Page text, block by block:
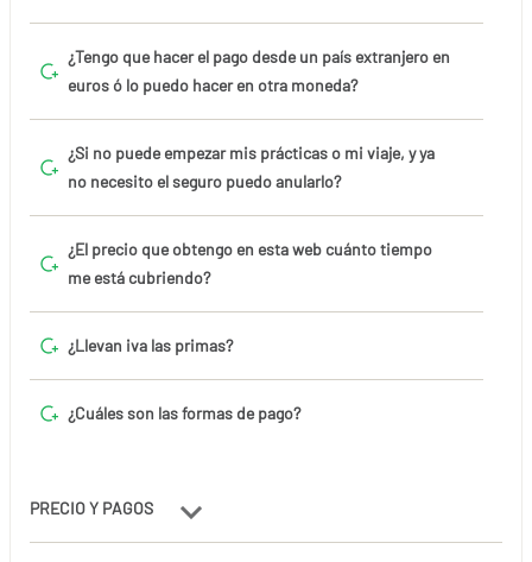
¿Tengo que hacer el pago desde un país extranjero en
euros ó lo puedo hacer en otra moneda?
¿Si no puede empezar mis prácticas o mi viaje, y ya
no necesito el seguro puedo anularlo?
¿El precio que obtengo en esta web cuánto tiempo
me está cubriendo?
¿Llevan iva las primas?
¿Cuáles son las formas de pago?
PRECIO Y PAGOS